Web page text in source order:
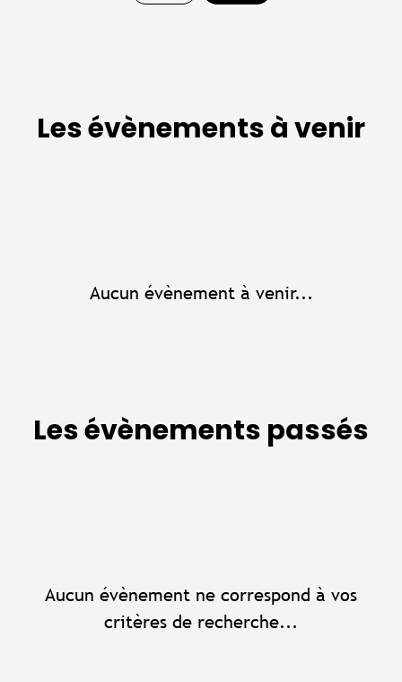
Les évènements à venir
Aucun évènement à venir...
Les évènements passés
Aucun évènement ne correspond à vos
critères de recherche...